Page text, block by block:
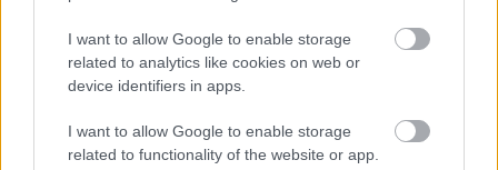
I want to allow Google to enable storage
related to analytics like cookies on web or
device identifiers in apps.
I want to allow Google to enable storage
related to functionality of the website or app.
Διαβάστε επίσης